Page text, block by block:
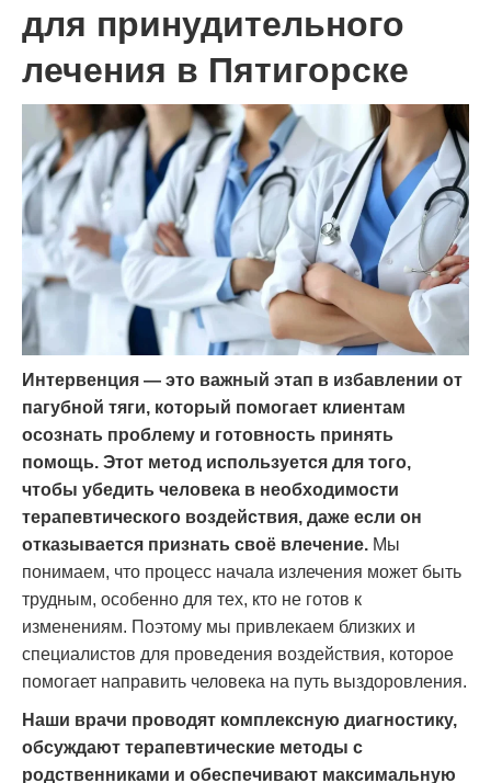
для принудительного
лечения в Пятигорске
Интервенция — это важный этап в избавлении от
пагубной тяги, который помогает клиентам
осознать проблему и готовность принять
помощь. Этот метод используется для того,
чтобы убедить человека в необходимости
терапевтического воздействия, даже если он
отказывается признать своё влечение. Мы
понимаем, что процесс начала излечения может быть
трудным, особенно для тех, кто не готов к
изменениям. Поэтому мы привлекаем близких и
специалистов для проведения воздействия, которое
помогает направить человека на путь выздоровления.
Наши врачи проводят комплексную диагностику,
обсуждают терапевтические методы с
родственниками и обеспечивают максимальную